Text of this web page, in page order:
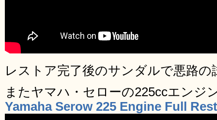
レストア完了後のサンダルで悪路
またヤマハ・セローの225ccエンジ
Yamaha Serow 225 Engine Full